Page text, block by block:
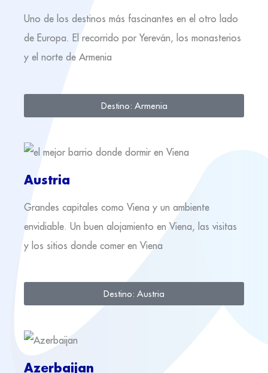
Uno de los destinos más fascinantes en el otro lado
de Europa. El recorrido por Yereván, los monasterios
y el norte de Armenia
Destino: Armenia
Austria
Grandes capitales como Viena y un ambiente
envidiable. Un buen alojamiento en Viena, las visitas
y los sitios donde comer en Viena
Destino: Austria
Azerbaijan